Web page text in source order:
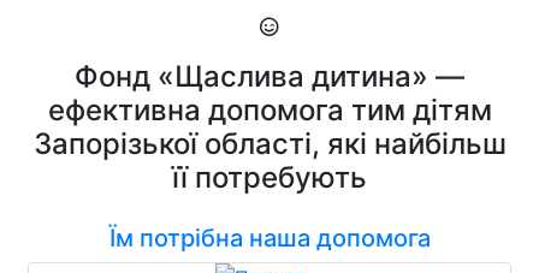
Фонд «Щаслива дитина» —
ефективна допомога тим дітям
Запорізької області, які найбільш
її потребують
Їм потрібна наша допомога